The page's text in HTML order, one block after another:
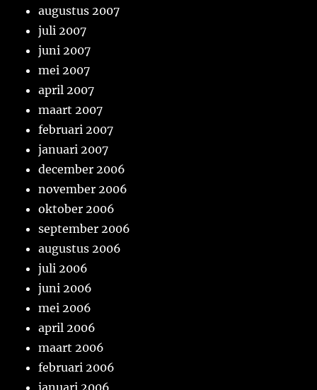
augustus 2007
juli 2007
juni 2007
mei 2007
april 2007
maart 2007
februari 2007
januari 2007
december 2006
november 2006
oktober 2006
september 2006
augustus 2006
juli 2006
juni 2006
mei 2006
april 2006
maart 2006
februari 2006